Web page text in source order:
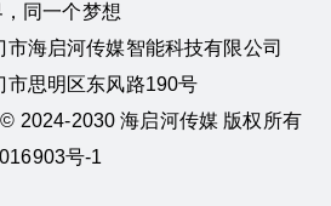
同一个梦想
海启河传媒智能科技有限公司
市思明区东风路190号
2024-2030 海启河传媒 版权所有
号-1